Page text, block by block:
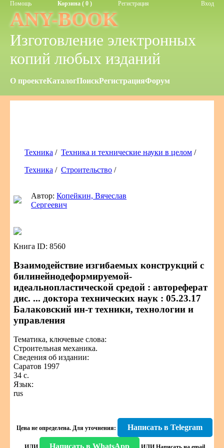
Помощь Корзина ( 0 ) Регистрация Вход
ANY-BOOK
Изготовление электронных
копий любых изданий
О проектеКаталогПоискРегистрацияФорум
Техника / Техника и технические науки в целом /
Техника / Строительство /
Автор:Копейкин, Вячеслав
Сергеевич
Книга ID: 8560
Взаимодействие изгибаемых конструкций с
билинейнодеформируемой-
идеальнопластической средой : автореферат
дис. ... доктора технических наук : 05.23.17
Балаковский ин-т техники, технологии и
управления
Тематика, ключевые слова:
Строительная механика.
Сведения об издании:
Саратов 1997
34 с.
Язык:
rus
Цена не определена. Для уточнения: Написать в Telegram
Написать в WhatsApp